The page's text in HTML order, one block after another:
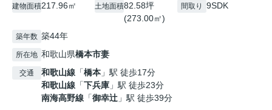
建物面積217.96㎡ 土地面積82.58坪
(273.00㎡)
間取り 9SDK
築年数 築44年
所在地 和歌山県橋本市妻
交通 和歌山線 「橋本 」駅 徒歩17分
和歌山線 「下兵庫 」駅 徒歩23分
南海高野線 「御幸辻 」駅 徒歩39分